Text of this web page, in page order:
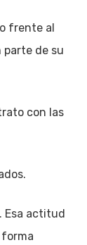
frente al
parte de su
con las
Esa actitud